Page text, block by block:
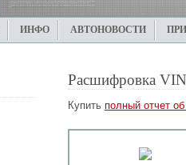
ИНФО АВТОНОВОСТИ
Расшифровка
Купить полный отчет